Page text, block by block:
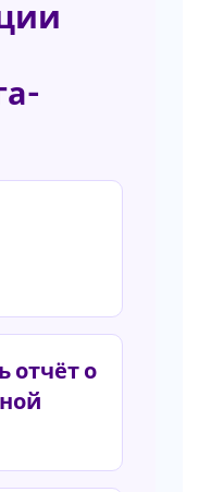
отчёт о